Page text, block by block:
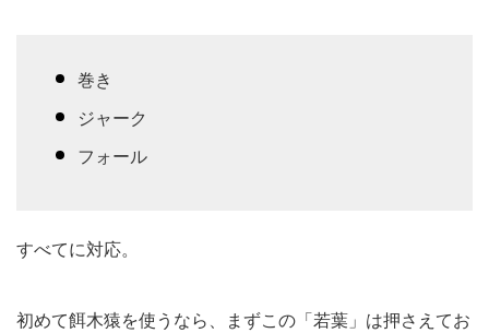
巻き
ジャーク
フォール
すべてに対応。
初めて餌木猿を使うなら、まずこの「若葉」は押さえてお